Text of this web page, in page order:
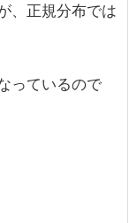
、正規分布では
っているので